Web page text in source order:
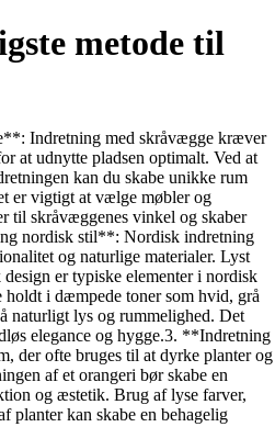
metode til
Indretning med skråvægge kræver
at udnytte pladsen optimalt. Ved at
kan du skabe unikke rum
er vigtigt at vælge møbler og
til skråvæggenes vinkel og skaber
nordisk stil**: Nordisk indretning
og naturlige materialer. Lyst
er typiske elementer i nordisk
holdt i dæmpede toner som hvid, grå
naturligt lys og rummelighed. Det
elegance og hygge.3. **Indretning
der ofte bruges til at dyrke planter og
af et orangeri bør skabe en
og æstetik. Brug af lyse farver,
planter kan skabe en behagelig